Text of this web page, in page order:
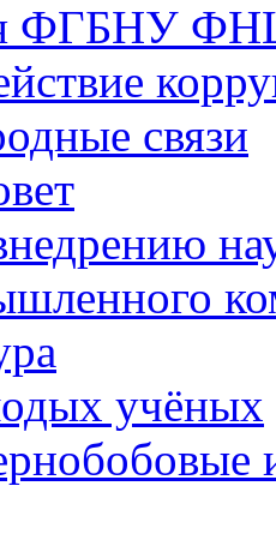
ФГБНУ
связи
учёных